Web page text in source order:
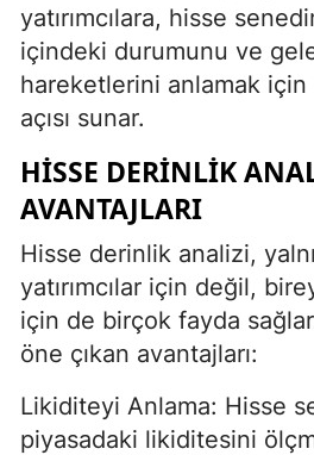
yatırımcılara, hisse
içindeki durumunu ve
hareketlerini anlamak için
açısı sunar.
HISSE DERINLIK
AVANTAJLARI
Hisse derinlik analizi,
yatırımcılar için değil,
için de birçok fayda
öne çıkan avantajları:
Likiditeyi Anlama: Hisse
piyasadaki likiditesini